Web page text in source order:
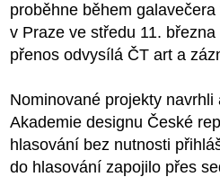
proběhne během
v Praze ve středu 11.
přenos odvysílá ČT art a
Nominované projekty
Akademie designu České
hlasování bez nutnosti
do hlasování zapojilo přes